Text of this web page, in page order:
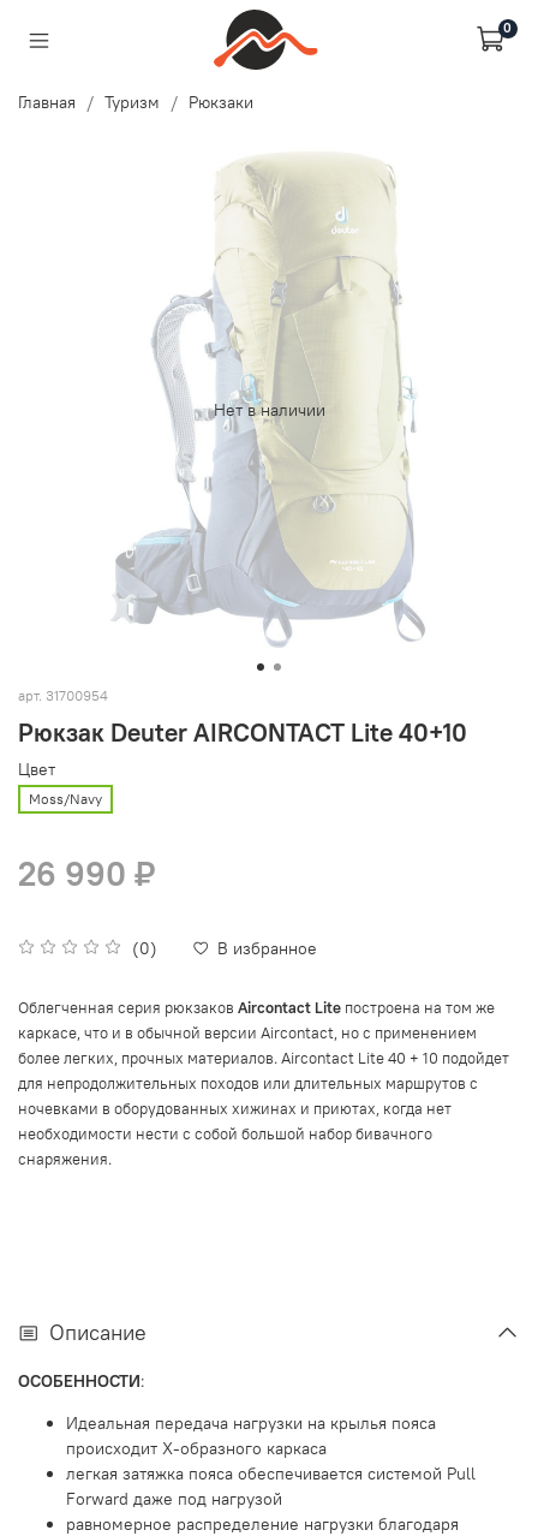
0
Главная Туризм Рюкзаки
Нет в наличии
арт. 31700954
Рюкзак Deuter AIRCONTACT Lite 40+10
(0) В избранное
Цвет
Moss/Navy
26 990 ₽
Облегченная серия рюкзаков Aircontact Lite построена на том же
каркасе, что и в обычной версии Aircontact, но с применением
более легких, прочных материалов. Aircontact Lite 40 + 10 подойдет
для непродолжительных походов или длительных маршрутов с
ночевками в оборудованных хижинах и приютах, когда нет
необходимости нести с собой большой набор бивачного
снаряжения.
Описание
ОСОБЕННОСТИ:
Идеальная передача нагрузки на крылья пояса
происходит X-образного каркаса
легкая затяжка пояса обеспечивается системой Pull
Forward даже под нагрузой
равномерное распределение нагрузки благодаря